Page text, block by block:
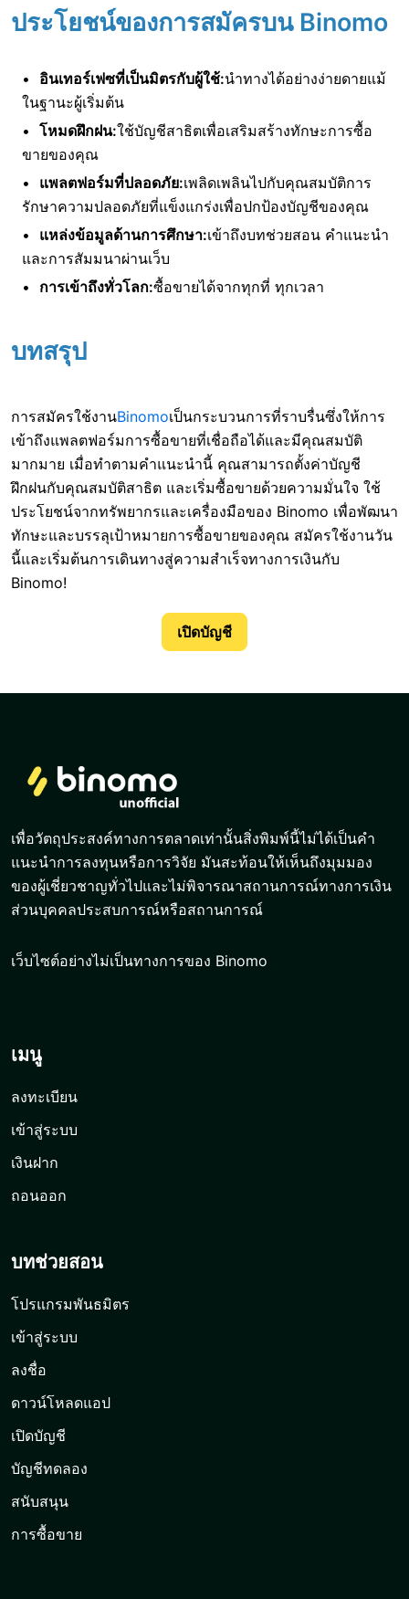
ประโยชน์ของการสมัครบน Binomo
อินเทอร์เฟซที่เป็นมิตรกับผู้ใช้:นำทางได้อย่างง่ายดายแม้
ในฐานะผู้เริ่มต้น
โหมดฝึกฝน:ใช้บัญชีสาธิตเพื่อเสริมสร้างทักษะการซื้อ
ขายของคุณ
แพลตฟอร์มที่ปลอดภัย:เพลิดเพลินไปกับคุณสมบัติการ
รักษาความปลอดภัยที่แข็งแกร่งเพื่อปกป้องบัญชีของคุณ
แหล่งข้อมูลด้านการศึกษา:เข้าถึงบทช่วยสอน คำแนะนำ
และการสัมมนาผ่านเว็บ
การเข้าถึงทั่วโลก:ซื้อขายได้จากทุกที่ ทุกเวลา
บทสรุป
การสมัครใช้งานBinomoเป็นกระบวนการที่ราบรื่นซึ่งให้การ
เข้าถึงแพลตฟอร์มการซื้อขายที่เชื่อถือได้และมีคุณสมบัติ
มากมาย เมื่อทำตามคำแนะนำนี้ คุณสามารถตั้งค่าบัญชี
ฝึกฝนกับคุณสมบัติสาธิต และเริ่มซื้อขายด้วยความมั่นใจ ใช้
ประโยชน์จากทรัพยากรและเครื่องมือของ Binomo เพื่อพัฒนา
ทักษะและบรรลุเป้าหมายการซื้อขายของคุณ สมัครใช้งานวัน
นี้และเริ่มต้นการเดินทางสู่ความสำเร็จทางการเงินกับ
Binomo!
เปิดบัญชี
เพื่อวัตถุประสงค์ทางการตลาดเท่านั้นสิ่งพิมพ์นี้ไม่ได้เป็นคำ
แนะนำการลงทุนหรือการวิจัย มันสะท้อนให้เห็นถึงมุมมอง
ของผู้เชี่ยวชาญทั่วไปและไม่พิจารณาสถานการณ์ทางการเงิน
ส่วนบุคคลประสบการณ์หรือสถานการณ์
เว็บไซต์อย่างไม่เป็นทางการของ Binomo
เมนู
ลงทะเบียน
เข้าสู่ระบบ
เงินฝาก
ถอนออก
บทช่วยสอน
โปรแกรมพันธมิตร
เข้าสู่ระบบ
ลงชื่อ
ดาวน์โหลดแอป
เปิดบัญชี
บัญชีทดลอง
สนับสนุน
การซื้อขาย